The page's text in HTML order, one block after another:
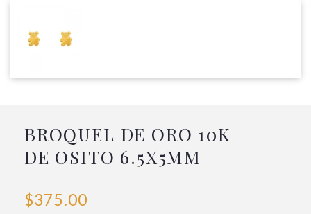
BROQUEL DE ORO 10K
DE OSITO 6.5X5MM
$375.00